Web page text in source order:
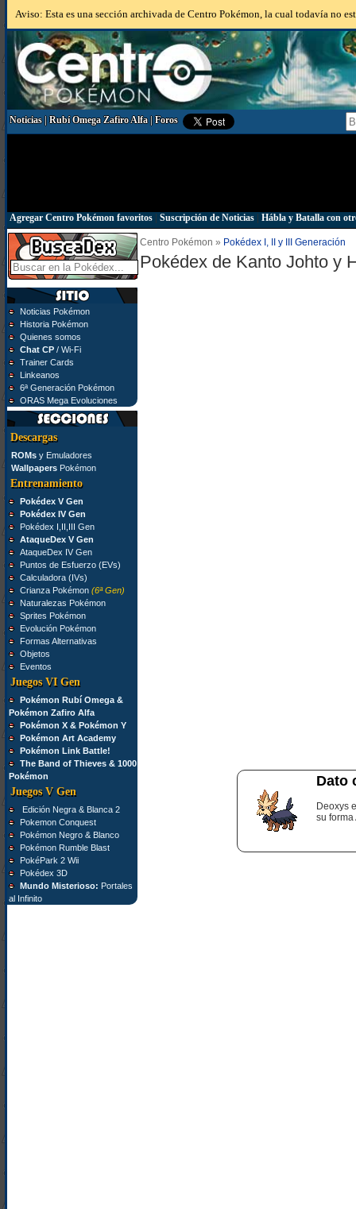
Aviso: Esta es una sección archivada de Centro Pokémon, la cual todavía no
Noticias|Rubí Omega Zafiro Alfa|Foros
Agregar Centro Pokémon favoritos| Suscripción de Noticias| Hábla y Batalla con
Noticias Pokémon
Historia Pokémon
Quienes somos
Chat CP/ Wi-Fi
Trainer Cards
Linkeanos
6ª Generación Pokémon
ORAS Mega Evoluciones
Descargas
ROMsy Emuladores
WallpapersPokémon
Entrenamiento
Pokédex V Gen
Pokédex IV Gen
Pokédex I,II,III Gen
AtaqueDex V Gen
AtaqueDex IV Gen
Puntos de Esfuerzo (EVs)
Calculadora (IVs)
Crianza Pokémon (6ª Gen)
Naturalezas Pokémon
Sprites Pokémon
Evolución Pokémon
Formas Alternativas
Objetos
Eventos
Juegos VI Gen
Pokémon Rubí Omega &
Pokémon Zafiro Alfa
Pokémon X & Pokémon Y
Pokémon Art Academy
Pokémon Link Battle!
The Band of Thieves & 1000
Pokémon
Juegos V Gen
Edición Negra & Blanca 2
Pokemon Conquest
Pokémon Negro & Blanco
Pokémon Rumble Blast
PokéPark 2 Wii
Pokédex 3D
Mundo Misterioso: Portales
al Infinito
Centro Pokémon » Pokédex I, II y III Generación
Pokédex de Kanto Johto y
Dato
Deoxys
su forma